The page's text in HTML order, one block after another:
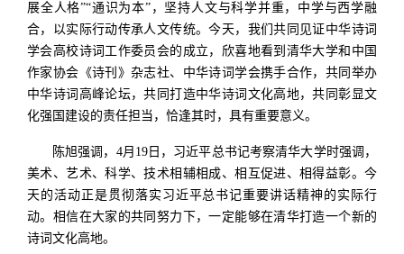
展全人格”“通识为本”，坚持人文与科学并重，中学与西学融
合，以实际行动传承人文传统。今天，我们共同见证中华诗词
学会高校诗词工作委员会的成立，欣喜地看到清华大学和中国
作家协会《诗刊》杂志社、中华诗词学会携手合作，共同举办
中华诗词高峰论坛，共同打造中华诗词文化高地，共同彰显文
化强国建设的责任担当，恰逢其时，具有重要意义。
陈旭强调，4月19日，习近平总书记考察清华大学时强调，
美术、艺术、科学、技术相辅相成、相互促进、相得益彰。今
天的活动正是贯彻落实习近平总书记重要讲话精神的实际行
动。相信在大家的共同努力下，一定能够在清华打造一个新的
诗词文化高地。